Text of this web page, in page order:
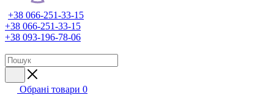
+38 066-251-33-15
+38 066-251-33-15
+38 093-196-78-06
Обрані товари 0